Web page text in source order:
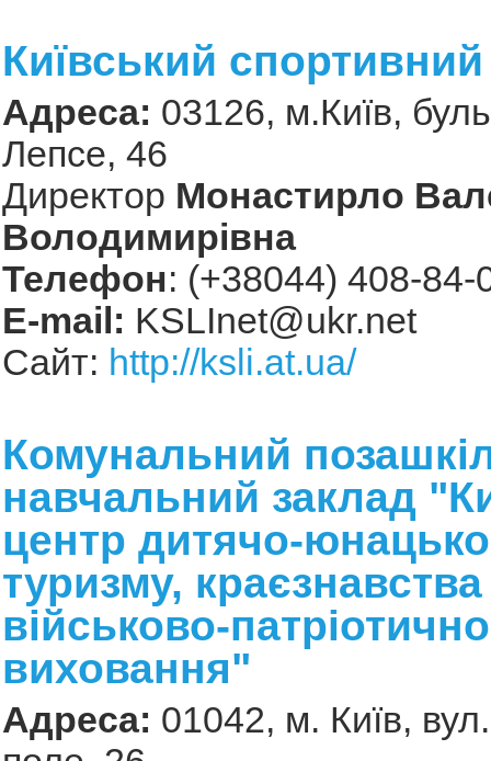
Київський спортивний
Адреса: 03126, м.Київ,
Лепсе, 46
Директор Монастирло
Володимирівна
Телефон: (+38044) 408-84-
Е-mail: KSLInet@ukr.net
Сайт: http://ksli.at.ua/
Комунальний
навчальний заклад
центр дитячо-
туризму, краєзнавства
військово-
виховання"
Адреса: 01042, м. Київ,